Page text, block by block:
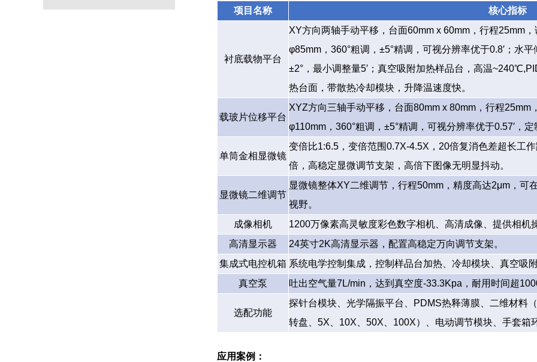
项目名称
核心指标
衬底载物平台
XY方向两轴手动平移，台面60mm x 60mm， 行程25mm，
φ85mm，360°粗调，±5°精调，可视分辨率优于0.8′；水
±2°，最小调整量5′；真空吸附加热样品台，高温
热台面，带散热冷却模块，升降温速度快。
载玻片位移平台
XYZ方向三轴手动平移，台面80mm x 80mm，行程
φ110mm，360°粗调，±5°精调，可视分辨率优于0.57′，
单筒金相显微镜
变倍比1:6.5，变倍范围0.7X-4.5X，20倍复消色差超长工
倍，高稳定显微调节支架，高倍下图像无明显抖动。
显微镜二维调节
显微镜整体XY二维调节，行程50mm，精度高达2μm，可
视野。
成像相机
1200万像素高灵敏度彩色数字相机、高清成像、提供相机
高清显示器
24英寸2K高清显示器，配置高稳定万向调节支架。
集成式电控机箱 系统电学控制集成，控制样品台加热、冷却模块、真空吸
真空泵
吐出空气量7L/min，达到真空度-33.3Kpa，耐用时间超
选配功能
探针台模块、光学隔振平台、PDMS热释薄膜、二维材料
转盘、5X、10X、50X、100X）、电动调节模块、手套箱
应用案例：